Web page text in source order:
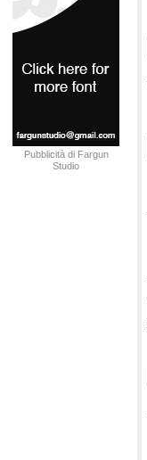
Pubblicità di Fargun
Studio